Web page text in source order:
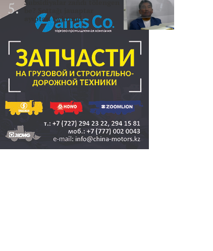
Subsidiyalar zañdı tölengen
ayıptau twjırımd..